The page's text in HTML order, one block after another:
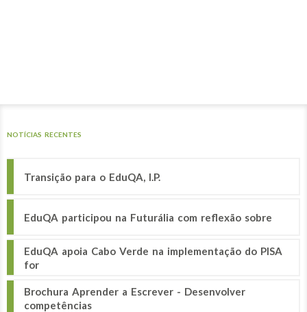
NOTÍCIAS RECENTES
Transição para o EduQA, I.P.
EduQA participou na Futurália com reflexão sobre
EduQA apoia Cabo Verde na implementação do PISA
for
Brochura Aprender a Escrever - Desenvolver
competências